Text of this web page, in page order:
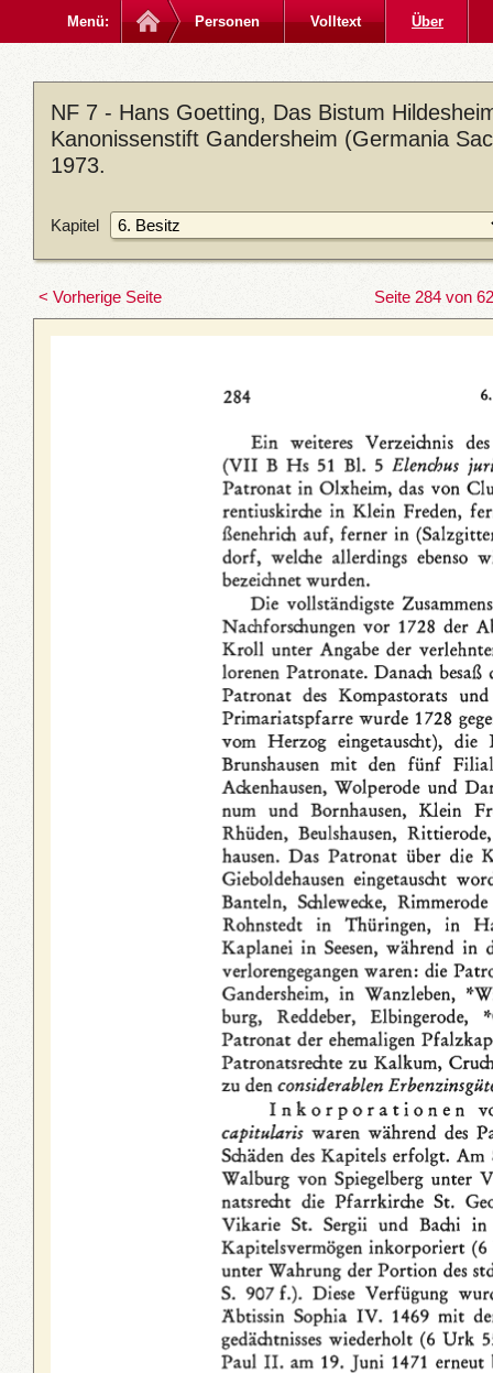
Menü: Personen Volltext Über
NF 7 - Hans Goetting, Das Bistum
Kanonissenstift Gandersheim (Germania
1973.
Kapitel
< Vorherige Seite Seite 284 von